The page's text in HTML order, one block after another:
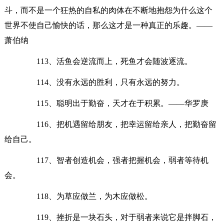
斗，而不是一个狂热的自私的肉体在不断地抱怨为什么这个
世界不使自己愉快的话，那么这才是一种真正的乐趣。——
萧伯纳
113、活鱼会逆流而上，死鱼才会随波逐流。
114、没有永远的胜利，只有永远的努力。
115、聪明出于勤奋，天才在于积累。——华罗庚
116、把机遇留给朋友，把幸运留给亲人，把勤奋留
给自己。
117、智者创造机会，强者把握机会，弱者等待机
会。
118、为草应做兰，为木应做松。
119、挫折是一块石头，对于弱者来说它是拌脚石，